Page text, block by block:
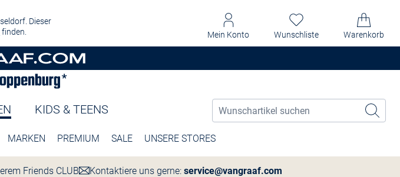
Dieser
finden. Mein Konto Wunschliste Warenkorb
KIDS & TEENS
MARKEN PREMIUM SALE UNSERE STORES
Friends CLUB Kontaktiere uns gerne: service@vangraaf.com